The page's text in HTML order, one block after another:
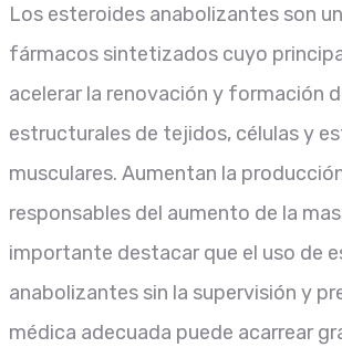
Los esteroides anabolizantes son
fármacos sintetizados cuyo
acelerar la renovación y formación
estructurales de tejidos, células y
musculares. Aumentan la
responsables del aumento de la
importante destacar que el uso de
anabolizantes sin la supervisión y
médica adecuada puede acarrear